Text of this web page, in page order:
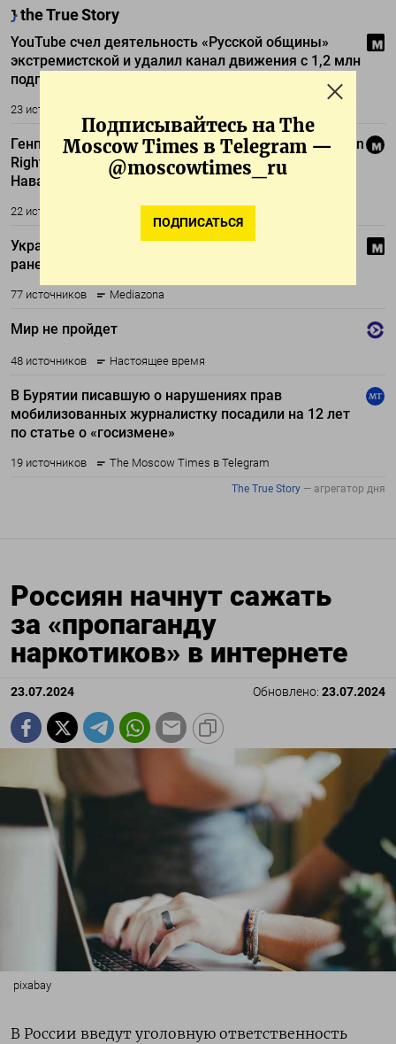
Подписывайтесь на The
Moscow Times в Telegram —
@moscowtimes_ru
ПОДПИСАТЬСЯ
Россиян начнут сажать
за «пропаганду
наркотиков» в интернете
23.07.2024 Обновлено: 23.07.2024
pixabay
В России введут уголовную ответственность